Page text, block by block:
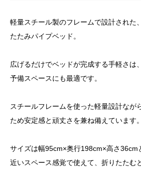
軽量スチール製のフレームで設計された
たたみパイプベッド。
広げるだけでベッドが完成する手軽さは
予備スペースにも最適です。
スチールフレームを使った軽量設計なが
ため安定感と頑丈さを兼ね備えています。
サイズは幅95cm×奥行198cm×高さ36cm
近いスペース感覚で使えて、折りたたむ